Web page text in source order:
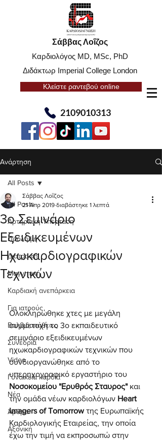
Σάββας Λοΐζος
Καρδιολόγος MD, MSc, PhD
Διδάκτωρ Imperial College London
Κλείστε ραντεβού online
2109010313
Ανάρτηση
All Posts
Αρτηριακή Υπέρταση
Πρόληψη
Διατροφή
Μαγνητική
Καρδιακή ανεπάρκεια
Για ιατρούς
Βαλβιδοπάθειες
Συνέδρια
Video
Γυναικεία καρδιά
Νέα
Άρθρα
Αξονική
All Posts
3o Σεμινάριο
Εξειδικευμένων
Ηχωκαρδιογραφικών
Τεχνικών
Σάββας Λοΐζος
21 Απρ 2019 διαβάστηκε 1 λεπτά
Ολοκληρώθηκε χτες με μεγάλη
συμμετοχή το 3ο εκπαιδευτικό
σεμινάριο εξειδικευμένων
ηχωκαρδιογραφικών τεχνικών που
συνδιοργανώθηκε από το
υπερηχογραφικό εργαστήριο του
Νοσοκομείου "Ερυθρός Σταυρος" και
την ομάδα νέων καρδιολόγων Heart
Imagers of Tomorrow της Ευρωπαϊκής
Καρδιολογικής Εταιρείας, την οποία
έχω την τιμή να εκπροσωπώ στην